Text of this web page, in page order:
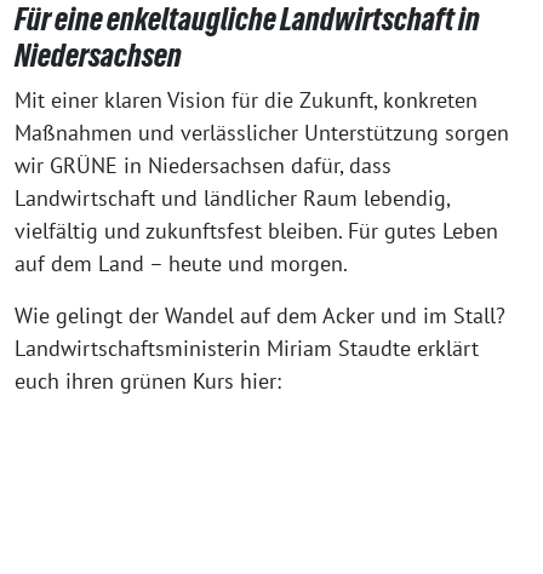
Für eine enkeltaugliche Landwirtschaft in
Niedersachsen
Mit einer klaren Vision für die Zukunft, konkreten
Maßnahmen und verlässlicher Unterstützung sorgen
wir GRÜNE in Niedersachsen dafür, dass
Landwirtschaft und ländlicher Raum lebendig,
vielfältig und zukunftsfest bleiben. Für gutes Leben
auf dem Land – heute und morgen.
Wie gelingt der Wandel auf dem Acker und im Stall?
Landwirtschaftsministerin Miriam Staudte erklärt
euch ihren grünen Kurs hier: